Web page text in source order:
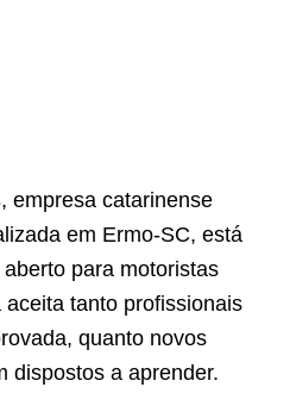
, empresa catarinense
em Ermo-SC, está
para motoristas
tanto profissionais
quanto novos
dispostos a aprender.